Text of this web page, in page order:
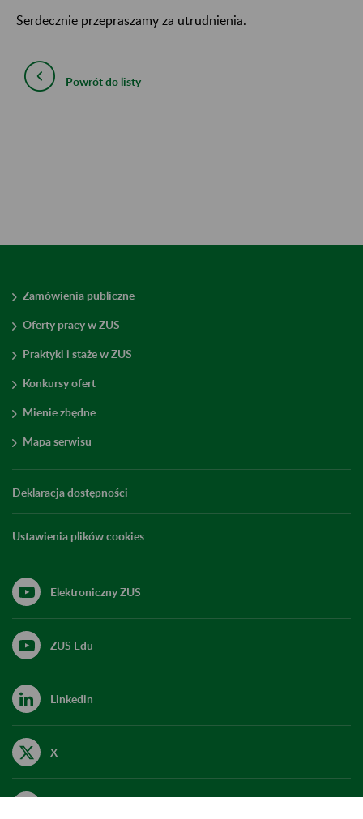
Serdecznie przepraszamy za utrudnienia.
Powrót do listy
Zamówienia publiczne
Oferty pracy w ZUS
Praktyki i staże w ZUS
Konkursy ofert
Mienie zbędne
Mapa serwisu
Deklaracja dostępności
Ustawienia plików cookies
Elektroniczny ZUS
ZUS Edu
Linkedin
X